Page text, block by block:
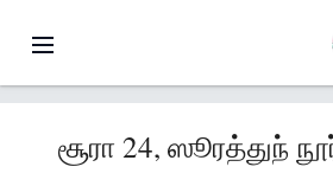
சூரா 24, ஸூரத்துந்